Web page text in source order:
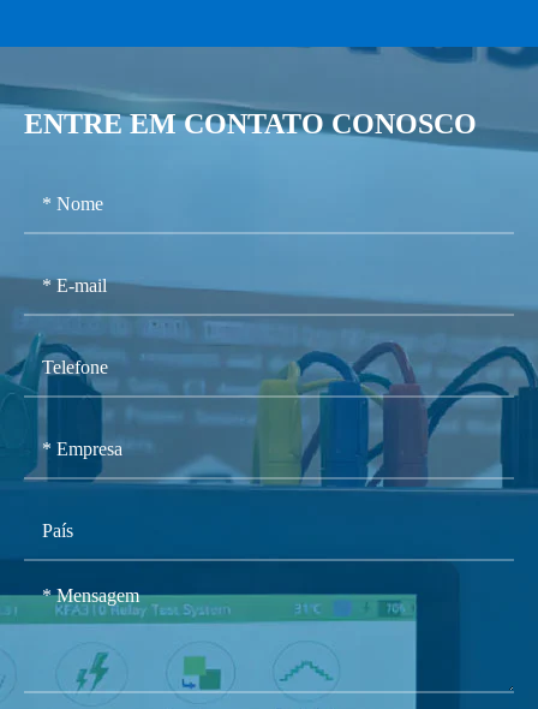
Potência
N)
Precisão
± 5mA @ <1A dc
± 0,5% @ ≥ 1A dc
Faixa atual
Faixa I: 3A
Faixa II: 35A
Resolução 1mA
Distorção <0,025% Typ. / <0,07% Guar.
ENTRE EM CONTATO CONOSCO